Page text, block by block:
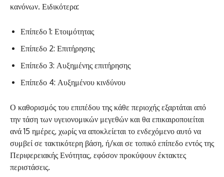
κανόνων. Ειδικότερα:
Επίπεδο 1: Ετοιμότητας
Επίπεδο 2: Επιτήρησης
Επίπεδο 3: Αυξημένης επιτήρησης
Επίπεδο 4: Αυξημένου κινδύνου
Ο καθορισμός του επιπέδου της κάθε περιοχής εξαρτάται από
την τάση των υγειονομικών μεγεθών και θα επικαιροποιείται
ανά 15 ημέρες, χωρίς να αποκλείεται το ενδεχόμενο αυτό να
συμβεί σε τακτικότερη βάση, ή/και σε τοπικό επίπεδο εντός της
Περιφερειακής Ενότητας, εφόσον προκύψουν έκτακτες
περιστάσεις.